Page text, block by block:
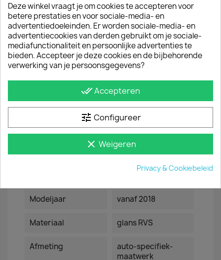
Alleen geschikt voor de Sprinter Pick-Up
achterwielaandrijving en Dubbel Cabine
Aantal
In winkelwagen
Productdetails
ReferentieSB_SB044i-pick
Datasheet
Modeljaar vanaf 2018
Materiaal glans RVS
Afmeting
auto-specifiek-
maatwerk
Deze winkel vraagt je om cookies te accepteren voor
betere prestaties en voor sociale-media- en
advertentiedoeleinden. Er worden sociale-media- en
advertentiecookies van derden gebruikt om je sociale-
mediafunctionaliteit en persoonlijke advertenties te
bieden. Accepteer je deze cookies en de bijbehorende
verwerking van je persoonsgegevens?
done_allAccepteren
tune Configureer
clear Weigeren
Privacy & Cookiebeleid